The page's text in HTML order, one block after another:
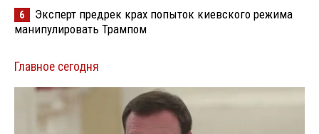
6
Эксперт предрек крах попыток киевского режима
манипулировать Трампом
Главное сегодня